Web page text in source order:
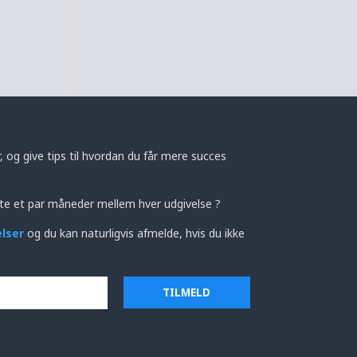
give tips til hvordan du får mere succes
et par måneder mellem hver udgivelse ?
og du kan naturligvis afmelde, hvis du ikke